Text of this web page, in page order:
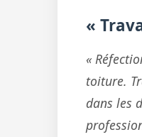
«
«
toiture.
dans les